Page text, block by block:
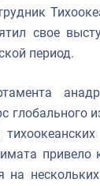
свое
период.
привело
на